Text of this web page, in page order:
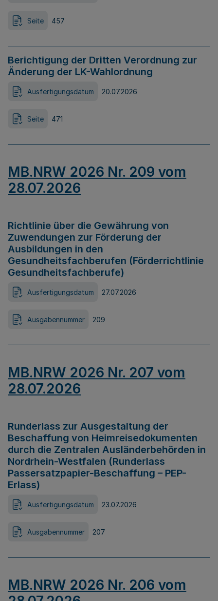
Seite 457
Berichtigung der Dritten Verordnung zur
Änderung der LK-Wahlordnung
Ausfertigungsdatum 20.07.2026
Seite 471
MB.NRW 2026 Nr. 209 vom
28.07.2026
Richtlinie über die Gewährung von
Zuwendungen zur Förderung der
Ausbildungen in den
Gesundheitsfachberufen (Förderrichtlinie
Gesundheitsfachberufe)
Ausfertigungsdatum 27.07.2026
Ausgabennummer 209
MB.NRW 2026 Nr. 207 vom
28.07.2026
Runderlass zur Ausgestaltung der
Beschaffung von Heimreisedokumenten
durch die Zentralen Ausländerbehörden in
Nordrhein-Westfalen (Runderlass
Passersatzpapier-Beschaffung – PEP-
Erlass)
Ausfertigungsdatum 23.07.2026
Ausgabennummer 207
MB.NRW 2026 Nr. 206 vom